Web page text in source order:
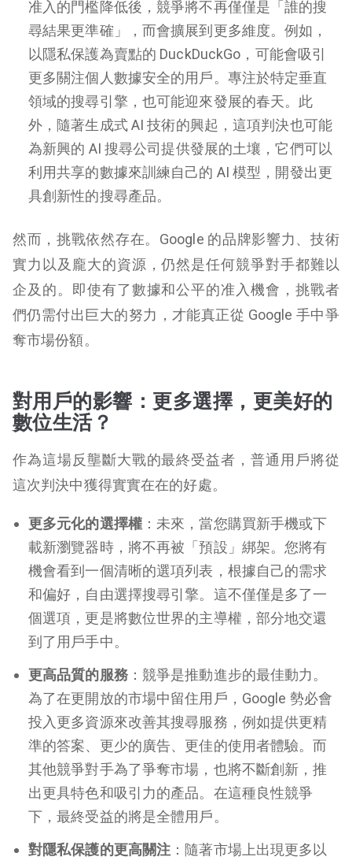
准入的門檻降低後，競爭將不再僅僅是「誰的搜
尋結果更準確」，而會擴展到更多維度。例如，
以隱私保護為賣點的 DuckDuckGo，可能會吸引
更多關注個人數據安全的用戶。專注於特定垂直
領域的搜尋引擎，也可能迎來發展的春天。此
外，隨著生成式 AI 技術的興起，這項判決也可能
為新興的 AI 搜尋公司提供發展的土壤，它們可以
利用共享的數據來訓練自己的 AI 模型，開發出更
具創新性的搜尋產品。
然而，挑戰依然存在。Google 的品牌影響力、技術
實力以及龐大的資源，仍然是任何競爭對手都難以
企及的。即使有了數據和公平的准入機會，挑戰者
們仍需付出巨大的努力，才能真正從 Google 手中爭
奪市場份額。
對用戶的影響：更多選擇，更美好的
數位生活？
作為這場反壟斷大戰的最終受益者，普通用戶將從
這次判決中獲得實實在在的好處。
更多元化的選擇權：未來，當您購買新手機或下
載新瀏覽器時，將不再被「預設」綁架。您將有
機會看到一個清晰的選項列表，根據自己的需求
和偏好，自由選擇搜尋引擎。這不僅僅是多了一
個選項，更是將數位世界的主導權，部分地交還
到了用戶手中。
更高品質的服務：競爭是推動進步的最佳動力。
為了在更開放的市場中留住用戶，Google 勢必會
投入更多資源來改善其搜尋服務，例如提供更精
準的答案、更少的廣告、更佳的使用者體驗。而
其他競爭對手為了爭奪市場，也將不斷創新，推
出更具特色和吸引力的產品。在這種良性競爭
下，最終受益的將是全體用戶。
對隱私保護的更高關注 ：隨著市場上出現更多以